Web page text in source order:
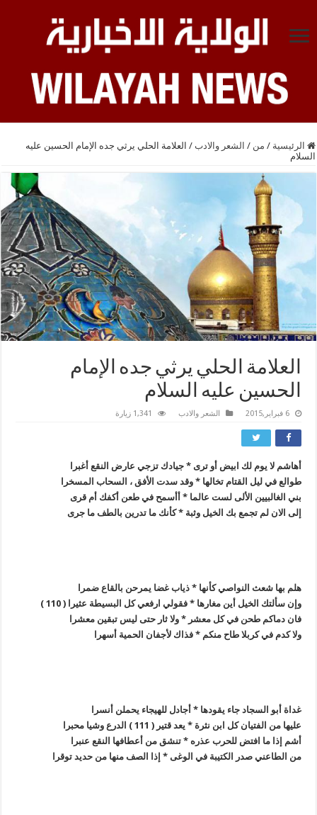
الرئيسية / من / الشعر والادب / العلامة الحلي يرثي جده الإمام الحسين عليه
السلام
العلامة الحلي يرثي جده الإمام
الحسين عليه السلام
6 فبراير,2015 الشعر والادب 1,341 زيارة
أهاشم لا يوم لك ابيض أو ترى * جيادك تزجي عارض النقع أغبرا
طوالع في ليل القتام تخالها * وقد سدت الأفق ، السحاب المسخرا
بني الغالبيين الألى لست عالما * أأسمح في طعن أكفك أم قرى
إلى الان لم تجمع بك الخيل وثبة * كأنك ما تدرين بالطف ما جرى
هلم بها شعث النواصي كأنها * ذياب غضا يمرحن بالقاع ضمرا
وإن سألتك الخيل أين مغارها * فقولي ارفعي كل البسيطة عثيرا ( 110 )
فان دماكم طحن في كل معشر * ولا ثار حتى ليس تبقين معشرا
ولا كدم في كربلا طاح منكم * فذاك لأجفان الحمية أسهرا
غداة أبو السجاد جاء يقودها * أجادل للهيجاء يحملن أنسرا
عليها من الفتيان كل ابن نثرة * يعد قتير ( 111 ) الدرع وشيا محبرا
أشم إذا ما افتض للحرب عذره * تنشق من أعطافها النقع عنبرا
من الطاعني صدر الكتيبة في الوغى * إذا الصف منها من حديد توقرا